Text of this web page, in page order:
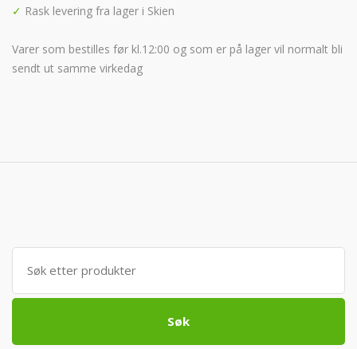
✓ Rask levering fra lager i Skien
Varer som bestilles før kl.12:00 og som er på lager vil normalt bli
sendt ut samme virkedag
Søk
etter:
Søk